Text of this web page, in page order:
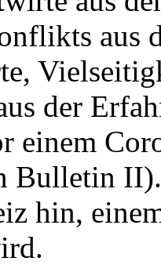
aus
der
einem
Bulletin
hin,